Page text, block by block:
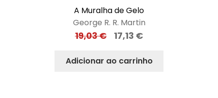
A Muralha de Gelo
George R. R. Martin
19,03€ 17,13 €
Adicionar ao carrinho